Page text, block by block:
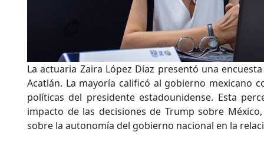
La actuaria Zaira López Díaz presentó una
Acatlán. La mayoría calificó al gobierno mexicano
políticas del presidente estadounidense. Esta
impacto de las decisiones de Trump sobre
sobre la autonomía del gobierno nacional en la